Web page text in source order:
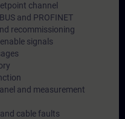
channel
and PROFINET
recommissioning
signals
and measurement
cable faults